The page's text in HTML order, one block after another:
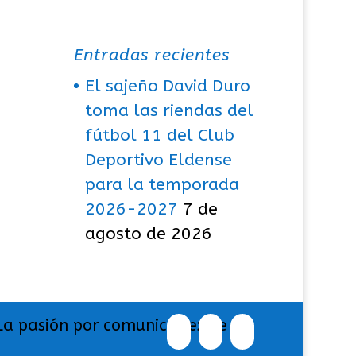
Entradas recientes
El sajeño David Duro
toma las riendas del
fútbol 11 del Club
Deportivo Eldense
para la temporada
2026-2027 7 de
agosto de 2026
pasión por comunicar exige